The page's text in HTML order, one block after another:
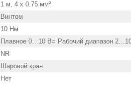
1 м, 4 x 0.75 мм²
Винтом
10 Нм
Плавное 0…10 В= Рабочий диапазон
NR
Шаровой кран
Нет